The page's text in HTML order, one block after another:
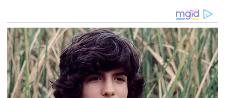
O
D
E
P
O
S
T